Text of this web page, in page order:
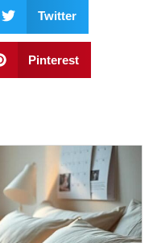
Twitter
Pinterest